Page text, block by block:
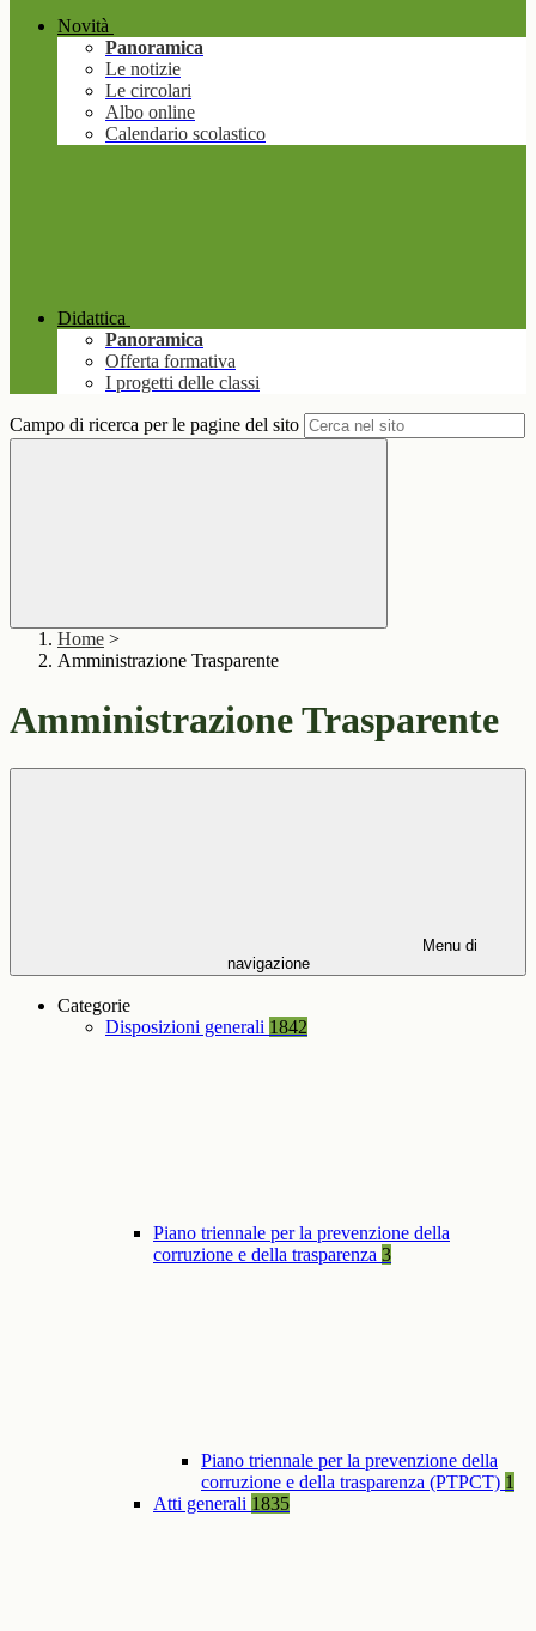
Novità
Panoramica
Le notizie
Le circolari
Albo online
Calendario scolastico
Didattica
Panoramica
Offerta formativa
I progetti delle classi
Campo di ricerca per le pagine del sito
Home >
Amministrazione Trasparente
Amministrazione Trasparente
Menu di
navigazione
Categorie
Disposizioni generali 1842
Piano triennale per la prevenzione della
corruzione e della trasparenza 3
Piano triennale per la prevenzione della
corruzione e della trasparenza (PTPCT) 1
Atti generali 1835